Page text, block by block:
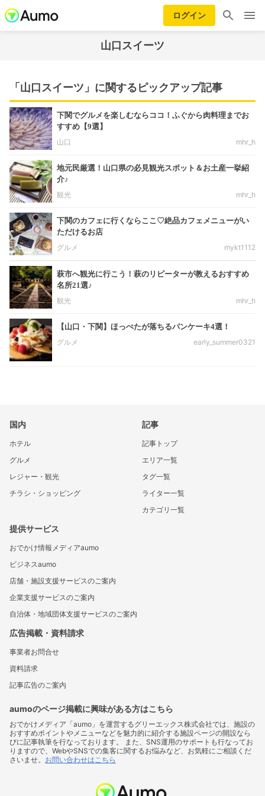
ログイン
山口スイーツ
「山口スイーツ」に関するピックアップ記事
下関でグルメを楽しむならココ！ふぐから肉料理までお
すすめ【9選】
山口
mhr_h
地元民厳選！山口県の必見観光スポット＆お土産一挙紹
介♪
観光
mhr_h
下関のカフェに行くならここ♡絶品カフェメニューがい
ただけるお店
グルメ
mykt1112
萩市へ観光に行こう！萩のリピーターが教えるおすすめ
名所21選♪
観光
mhr_h
【山口・下関】ほっぺたが落ちるパンケーキ4選！
グルメ
early_summer0321
国内
ホテル
グルメ
レジャー・観光
チラシ・ショッピング
記事
記事トップ
エリア一覧
タグ一覧
ライター一覧
カテゴリ一覧
提供サービス
おでかけ情報メディアaumo
ビジネスaumo
店舗・施設支援サービスのご案内
企業支援サービスのご案内
自治体・地域団体支援サービスのご案内
広告掲載・資料請求
事業者お問合せ
資料請求
記事広告のご案内
aumoのページ掲載に興味がある方はこちら
おでかけメディア「aumo」を運営するグリーエックス株式会社では、施設の
おすすめポイントやメニューなどを魅力的に紹介する施設ページの開設なら
びに記事執筆を行なっております。 また、SNS運用のサポートも行なってお
りますので、WebやSNSでの集客に関するお悩みなど、お気軽にご相談くだ
さいませ。 お問い合わせはこちら